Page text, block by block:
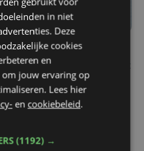
12:42
onder contract tot
in niet
Deze
cookies
en
jouw ervaring op
Lees hier
en cookiebeleid.
(1192) →